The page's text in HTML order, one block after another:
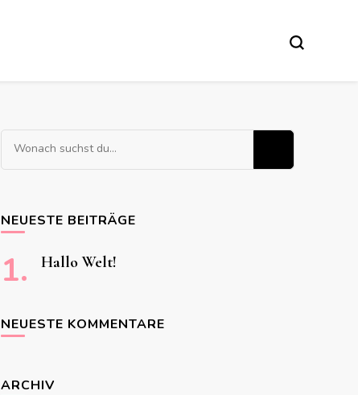
Suchst
du
NEUESTE BEITRÄGE
Hallo Welt!
NEUESTE KOMMENTARE
ARCHIV